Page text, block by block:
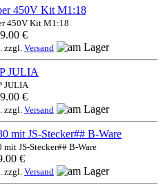
450V Kit M1:18
€
zzgl. Versand
JULIA
€
zzgl. Versand
mit JS-Stecker## B-Ware
€
zzgl. Versand